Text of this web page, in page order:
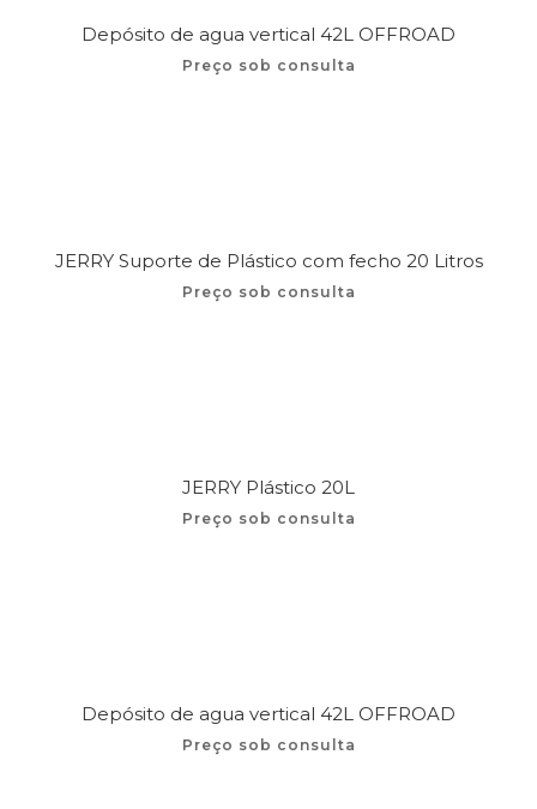
Depósito de agua vertical 42L OFFROAD
Preço sob consulta
JERRY Suporte de Plástico com fecho 20 Litros
Preço sob consulta
JERRY Plástico 20L
Preço sob consulta
Depósito de agua vertical 42L OFFROAD
Preço sob consulta